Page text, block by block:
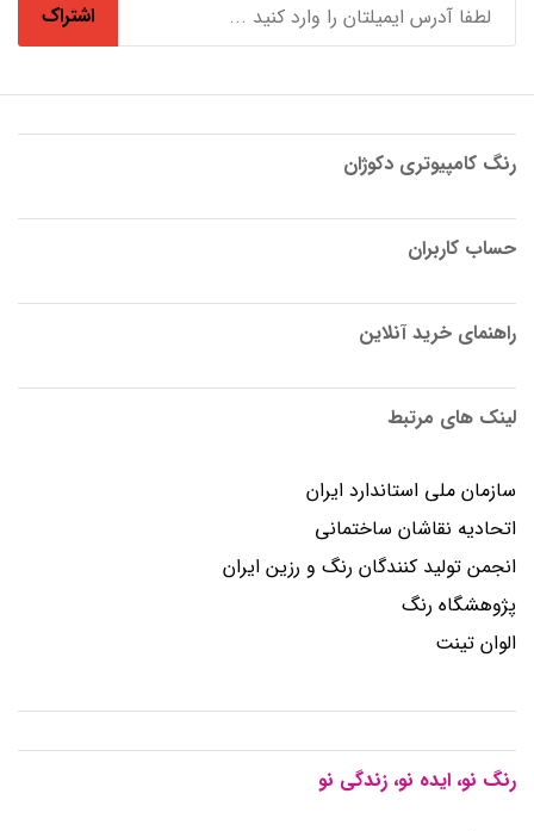
اشتراک
رنگ کامپیوتری دکوژان
حساب کاربران
راهنمای خرید آنلاین
لینک های مرتبط
سازمان ملی استاندارد ایران
اتحادیه نقاشان ساختمانی
انجمن توليد كنندگان رنگ و رزين ايران
پژوهشگاه رنگ
الوان تینت
رنگ نو، ایده نو، زندگی نو